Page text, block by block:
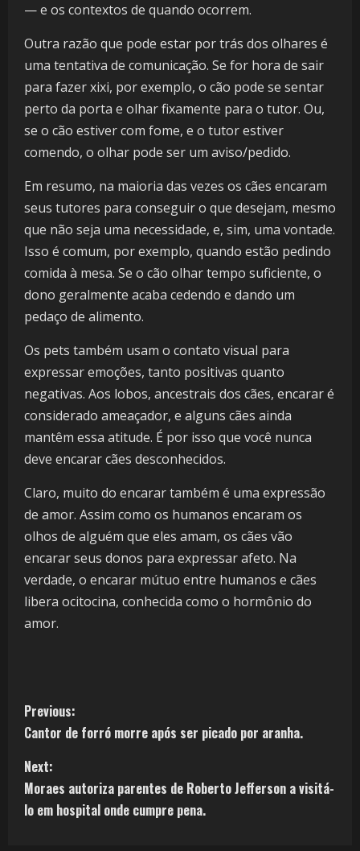
— e os contextos de quando ocorrem.
Outra razão que pode estar por trás dos olhares é
uma tentativa de comunicação. Se for hora de sair
para fazer xixi, por exemplo, o cão pode se sentar
perto da porta e olhar fixamente para o tutor. Ou,
se o cão estiver com fome, e o tutor estiver
comendo, o olhar pode ser um aviso/pedido.
Em resumo, na maioria das vezes os cães encaram
seus tutores para conseguir o que desejam, mesmo
que não seja uma necessidade, e, sim, uma vontade.
Isso é comum, por exemplo, quando estão pedindo
comida à mesa. Se o cão olhar tempo suficiente, o
dono geralmente acaba cedendo e dando um
pedaço de alimento.
Os pets também usam o contato visual para
expressar emoções, tanto positivas quanto
negativas. Aos lobos, ancestrais dos cães, encarar é
considerado ameaçador, e alguns cães ainda
mantêm essa atitude. É por isso que você nunca
deve encarar cães desconhecidos.
Claro, muito do encarar também é uma expressão
de amor. Assim como os humanos encaram os
olhos de alguém que eles amam, os cães vão
encarar seus donos para expressar afeto. Na
verdade, o encarar mútuo entre humanos e cães
libera ocitocina, conhecida como o hormônio do
amor.
Previous:
Cantor de forró morre após ser picado por aranha.
Next:
Moraes autoriza parentes de Roberto Jefferson a visitá-
lo em hospital onde cumpre pena.